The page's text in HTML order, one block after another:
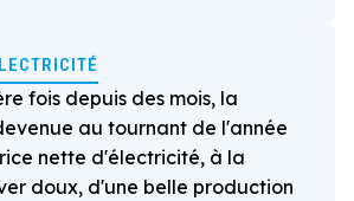
fois depuis des mois, la
au tournant de l'année
nette d'électricité, à la
doux, d'une belle production